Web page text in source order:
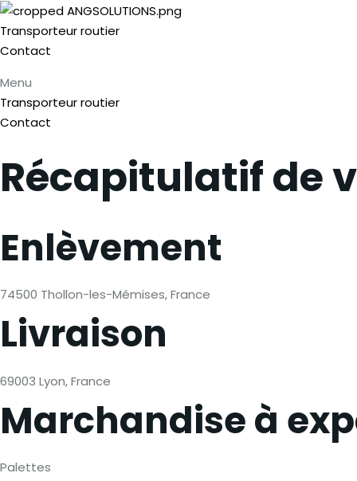
Transporteur routier
Contact
Menu
Transporteur routier
Contact
Récapitulatif de
Enlèvement
74500 Thollon-les-Mémises, France
Livraison
69003 Lyon, France
Marchandise à
Palettes